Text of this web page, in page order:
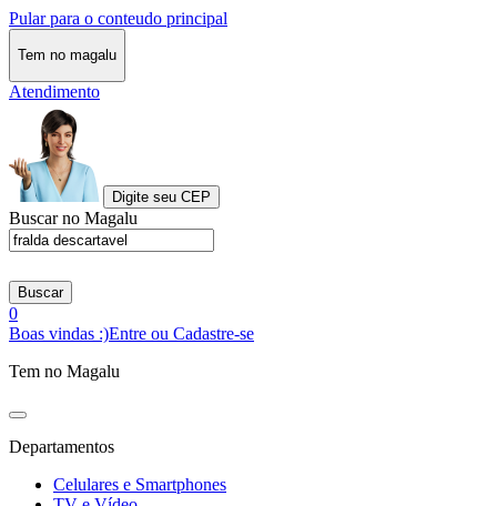
Pular para o conteudo principal
Tem no magalu
Atendimento
Digite seu CEP
Buscar no Magalu
Buscar
0
Boas vindas :)Entre ou Cadastre-se
Tem no Magalu
Departamentos
Celulares e Smartphones